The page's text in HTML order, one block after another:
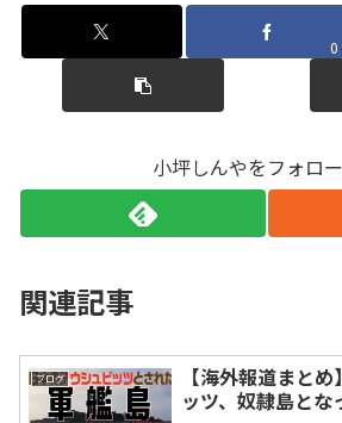
0
小坪しんやをフォロ
関連記事
ブログ
【海外報道まと
ッツ、奴隷島とな